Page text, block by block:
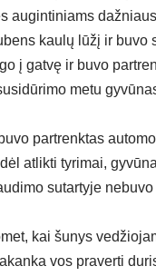
augintiniams
kaulų lūžį ir
į gatvę ir buvo
metu
partrenktas
atlikti tyrimai,
sutartyje
kai šunys
vos praverti